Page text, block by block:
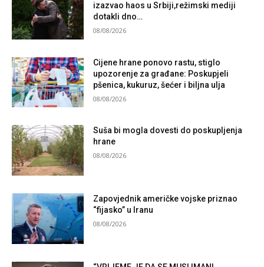
izazvao haos u Srbiji,režimski mediji
dotakli dno…
08/08/2026
Cijene hrane ponovo rastu, stiglo
upozorenje za građane: Poskupjeli
pšenica, kukuruz, šećer i biljna ulja
08/08/2026
Suša bi mogla dovesti do poskupljenja
hrane
08/08/2026
Zapovjednik američke vojske priznao
“fijasko” u Iranu
08/08/2026